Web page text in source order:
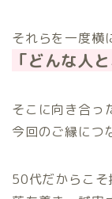
それらを一度横
「どんな人
そこに向き合っ
今回のご縁につ
50代だからこそ